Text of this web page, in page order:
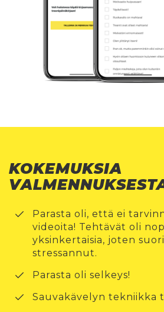
KOKEMUKSIA
Parasta oli, että ei
videoita! Tehtävät oli
yksinkertaisia, joten
stressannut.
Parasta oli selkeys!
Sauvakävelyn tekniikka